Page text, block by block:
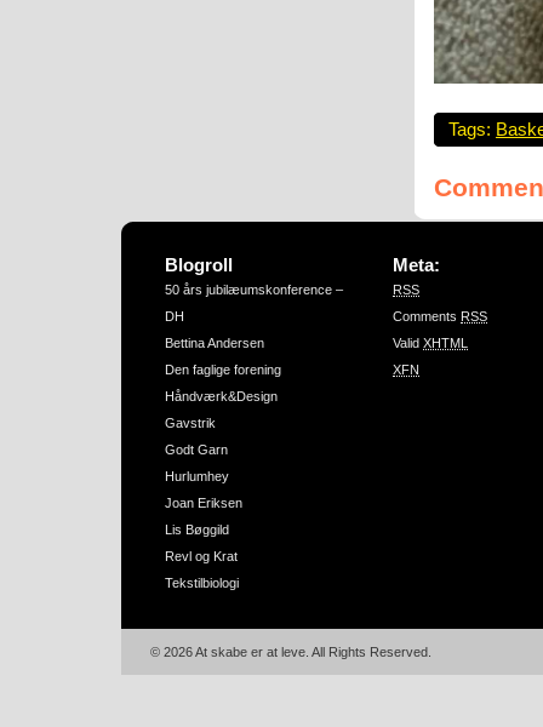
Tags:
Blogroll
50 års jubilæumskonference –
DH
Bettina Andersen
Den faglige forening
Håndværk&Design
Gavstrik
Godt Garn
Hurlumhey
Joan Eriksen
Lis Bøggild
Revl og Krat
Tekstilbiologi
Meta:
RSS
Comments RSS
Valid XHTML
XFN
© 2026 At skabe er at leve. All Rights Reserved.